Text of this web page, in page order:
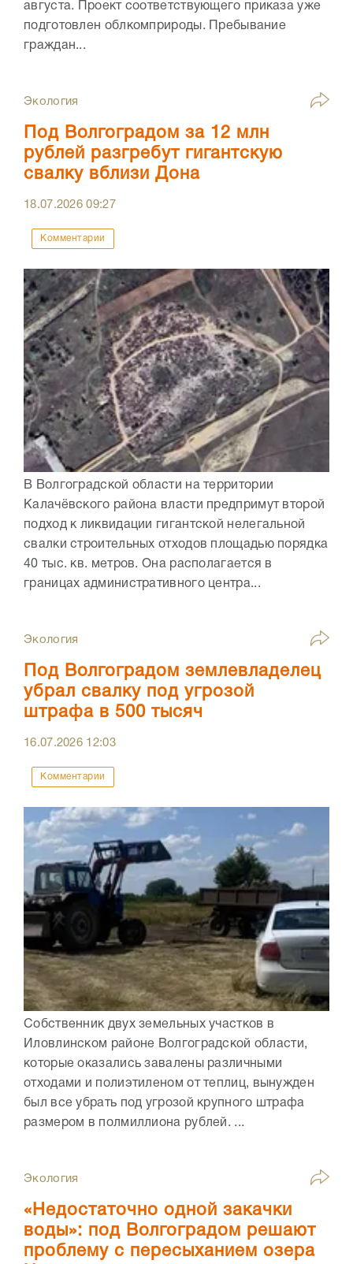
августа. Проект соответствующего приказа уже
подготовлен облкомприроды. Пребывание
граждан...
Экология
Под Волгоградом за 12 млн
рублей разгребут гигантскую
свалку вблизи Дона
18.07.202609:27
Комментарии
В Волгоградской области на территории
Калачёвского района власти предпримут второй
подход к ликвидации гигантской нелегальной
свалки строительных отходов площадью порядка
40 тыс. кв. метров. Она располагается в
границах административного центра...
Экология
Под Волгоградом землевладелец
убрал свалку под угрозой
штрафа в 500 тысяч
16.07.2026 12:03
Комментарии
Собственник двух земельных участков в
Иловлинском районе Волгоградской области,
которые оказались завалены различными
отходами и полиэтиленом от теплиц, вынужден
был все убрать под угрозой крупного штрафа
размером в полмиллиона рублей. ...
Экология
«Недостаточно одной закачки
воды»: под Волгоградом решают
проблему с пересыханием озера